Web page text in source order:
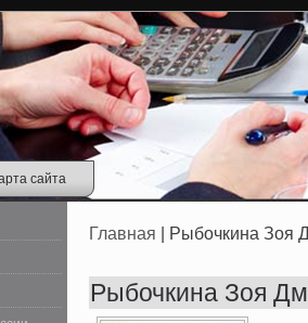
сайта
Главная | Рыбочкина Зоя
Рыбочкина Зоя